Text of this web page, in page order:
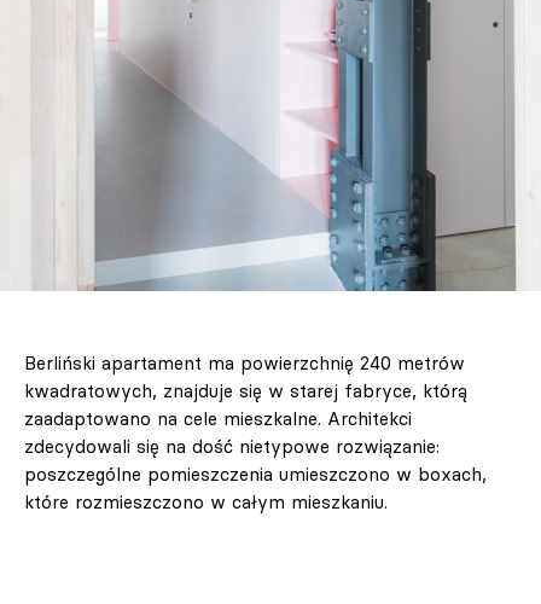
Berliński apartament ma powierzchnię 240 metrów
kwadratowych, znajduje się w starej fabryce, którą
zaadaptowano na cele mieszkalne. Architekci
zdecydowali się na dość nietypowe rozwiązanie:
poszczególne pomieszczenia umieszczono w boxach,
które rozmieszczono w całym mieszkaniu.